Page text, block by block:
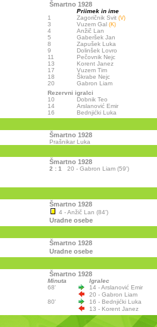
Šmartno 1928
Priimek in ime
1
Zagoričnik Svit (V)
3 Vuzem Gal (K)
4
Anžič Lan
5
Gaberšek Jan
8
Zapušek Luka
9
Dolinšek Lovro
11
Pečovnik Nejc
13
Korent Janez
17
Vuzem Tim
18
Škrabe Nejc
20
Gabron Liam
Rezervni igralci
10
Dobnik Teo
14
Arslanović Emir
16
Bednjićki Luka
Šmartno 1928
Prašnikar Luka
Šmartno 1928
2 : 1 20 - Gabron Liam (59')
Šmartno 1928
4 - Anžič Lan (84')
Uradne osebe
Šmartno 1928
Uradne osebe
Šmartno 1928
Minuta
Igralec
68'
14 - Arslanović Emir
20 - Gabron Liam
80'
16 - Bednjićki Luka
13 - Korent Janez